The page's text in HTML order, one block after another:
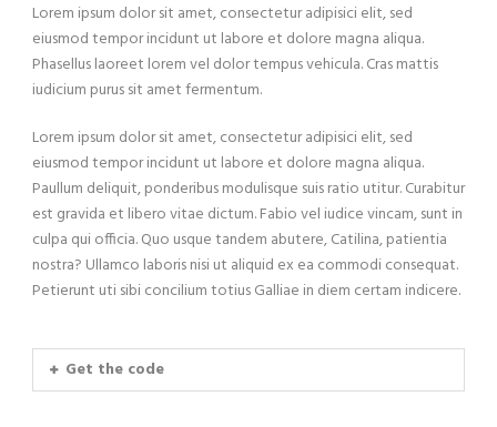
Lorem ipsum dolor sit amet, consectetur adipisici elit, sed
eiusmod tempor incidunt ut labore et dolore magna aliqua.
Phasellus laoreet lorem vel dolor tempus vehicula. Cras mattis
iudicium purus sit amet fermentum.
Lorem ipsum dolor sit amet, consectetur adipisici elit, sed
eiusmod tempor incidunt ut labore et dolore magna aliqua.
Paullum deliquit, ponderibus modulisque suis ratio utitur. Curabitur
est gravida et libero vitae dictum. Fabio vel iudice vincam, sunt in
culpa qui officia. Quo usque tandem abutere, Catilina, patientia
nostra? Ullamco laboris nisi ut aliquid ex ea commodi consequat.
Petierunt uti sibi concilium totius Galliae in diem certam indicere.
Get the code